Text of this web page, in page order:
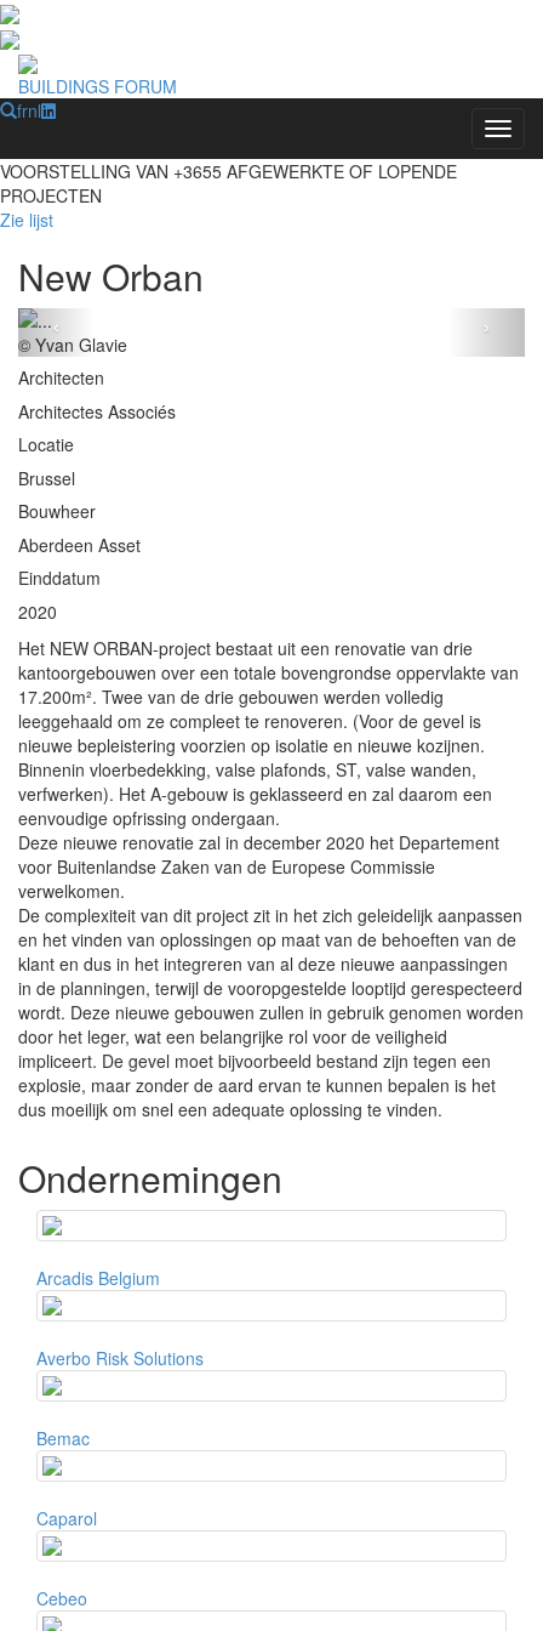
BUILDINGS FORUM
frnl
VOORSTELLING VAN +3655 AFGEWERKTE OF LOPENDE
PROJECTEN
Zie lijst
New Orban
© Yvan Glavie
‹ ›
Architecten
Architectes Associés
Locatie
Brussel
Bouwheer
Aberdeen Asset
Einddatum
2020
Het NEW ORBAN-project bestaat uit een renovatie van drie
kantoorgebouwen over een totale bovengrondse oppervlakte van
17.200m². Twee van de drie gebouwen werden volledig
leeggehaald om ze compleet te renoveren. (Voor de gevel is
nieuwe bepleistering voorzien op isolatie en nieuwe kozijnen.
Binnenin vloerbedekking, valse plafonds, ST, valse wanden,
verfwerken). Het A-gebouw is geklasseerd en zal daarom een
eenvoudige opfrissing ondergaan.
Deze nieuwe renovatie zal in december 2020 het Departement
voor Buitenlandse Zaken van de Europese Commissie
verwelkomen.
De complexiteit van dit project zit in het zich geleidelijk aanpassen
en het vinden van oplossingen op maat van de behoeften van de
klant en dus in het integreren van al deze nieuwe aanpassingen
in de planningen, terwijl de vooropgestelde looptijd gerespecteerd
wordt. Deze nieuwe gebouwen zullen in gebruik genomen worden
door het leger, wat een belangrijke rol voor de veiligheid
impliceert. De gevel moet bijvoorbeeld bestand zijn tegen een
explosie, maar zonder de aard ervan te kunnen bepalen is het
dus moeilijk om snel een adequate oplossing te vinden.
Ondernemingen
Arcadis Belgium
Averbo Risk Solutions
Bemac
Caparol
Cebeo